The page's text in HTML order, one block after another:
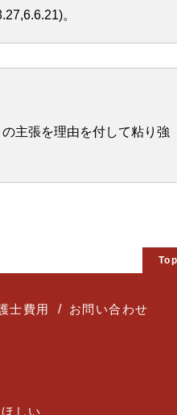
。
主張を理由を付して粘り強
士費用
お問い合わせ
しい